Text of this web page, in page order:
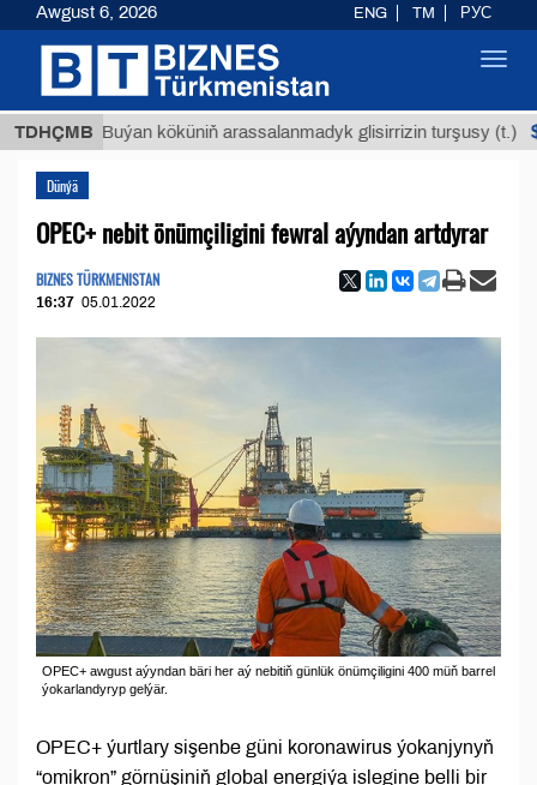
TDHÇMB
Buýan köküniň arassalanmadyk glisirrizin turşusy (t.)
Dünýä
OPEC+ nebit önümçiligini fewral aýyndan artdyrar
BIZNES TÜRKMENISTAN
16:37 05.01.2022
OPEC+ awgust aýyndan bäri her aý nebitiň günlük önümçiligini 400 müň barrel
ýokarlandyryp gelýär.
OPEC+ ýurtlary sişenbe güni koronawirus ýokanjynyň
“omikron” görnüşiniň global energiýa islegine belli bir
Awgust 6, 2026 ENG TM РУС